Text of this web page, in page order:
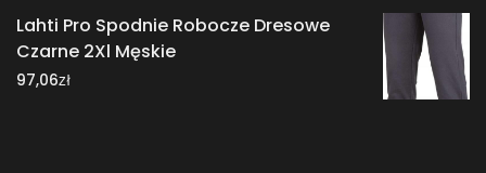
Lahti Pro Spodnie Robocze Dresowe
Czarne 2Xl Męskie
97,06zł